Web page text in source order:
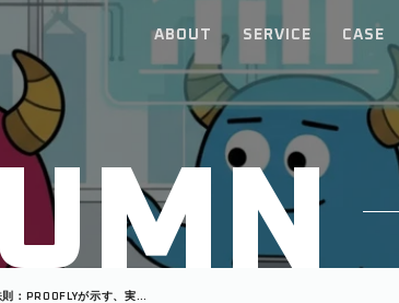
ABOUT SERVICE CASE
MN
：PROOFLYが示す、実運